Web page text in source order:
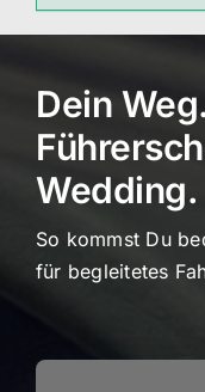
Dein
Wedding.
So kommst Du
für begleitetes